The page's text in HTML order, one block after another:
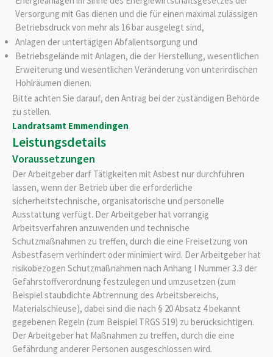
Versorgung mit Gas dienen und die für einen maximal zulässigen
Betriebsdruck von mehr als 16 bar ausgelegt sind,
Anlagen der untertägigen Abfallentsorgung und
Betriebsgelände mit Anlagen, die der Herstellung, wesentlichen
Erweiterung und wesentlichen Veränderung von unterirdischen
Hohlräumen dienen.
Bitte achten Sie darauf, den Antrag bei der zuständigen Behörde
zu stellen.
Landratsamt Emmendingen
Leistungsdetails
Voraussetzungen
Der Arbeitgeber darf Tätigkeiten mit Asbest nur durchführen
lassen, wenn der Betrieb über die erforderliche
sicherheitstechnische, organisatorische und personelle
Ausstattung verfügt. Der Arbeitgeber hat vorrangig
Arbeitsverfahren anzuwenden und technische
Schutzmaßnahmen zu treffen, durch die eine Freisetzung von
Asbestfasern verhindert oder minimiert wird. Der Arbeitgeber hat
risikobezogen Schutzmaßnahmen nach Anhang I Nummer 3.3 der
Gefahrstoffverordnung festzulegen und umzusetzen (zum
Beispiel staubdichte Abtrennung des Arbeitsbereichs,
Materialschleuse), dabei sind die nach § 20 Absatz 4 bekannt
gegebenen Regeln (zum Beispiel TRGS 519) zu berücksichtigen.
Der Arbeitgeber hat Maßnahmen zu treffen, durch die eine
Gefährdung anderer Personen ausgeschlossen wird.